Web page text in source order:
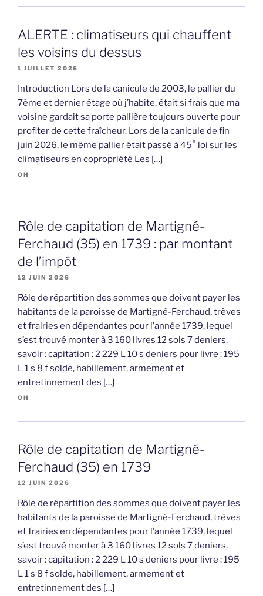
ALERTE : climatiseurs qui chauffent
les voisins du dessus
1 JUILLET 2026
Introduction Lors de la canicule de 2003, le pallier du
7ème et dernier étage où j’habite, était si frais que ma
voisine gardait sa porte pallière toujours ouverte pour
profiter de cette fraîcheur. Lors de la canicule de fin
juin 2026, le même pallier était passé à 45° loi sur les
climatiseurs en copropriété Les […]
OH
Rôle de capitation de Martigné-
Ferchaud (35) en 1739 : par montant
de l’impôt
12 JUIN 2026
Rôle de répartition des sommes que doivent payer les
habitants de la paroisse de Martigné-Ferchaud, trèves
et frairies en dépendantes pour l’année 1739, lequel
s’est trouvé monter à 3 160 livres 12 sols 7 deniers,
savoir : capitation : 2 229 L 10 s deniers pour livre : 195
L 1 s 8 f solde, habillement, armement et
entretinnement des […]
OH
Rôle de capitation de Martigné-
Ferchaud (35) en 1739
12 JUIN 2026
Rôle de répartition des sommes que doivent payer les
habitants de la paroisse de Martigné-Ferchaud, trèves
et frairies en dépendantes pour l’année 1739, lequel
s’est trouvé monter à 3 160 livres 12 sols 7 deniers,
savoir : capitation : 2 229 L 10 s deniers pour livre : 195
L 1 s 8 f solde, habillement, armement et
entretinnement des […]